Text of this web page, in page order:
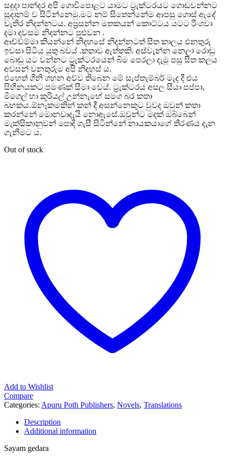
සදුදා පාන්දර අපි ගොවිපොළට යාමට ට්‍රැක්ටරයට ගොඩවන්නට
සූදානම් ව සිටින්නෙමු.මට නම් සිතෙන්නේම ආපසු ගොස් ඇදේ
වැතිර නිදන්නටය. අප්‍රසන්න මතකයන් කොට්ටය යටට රිංගවා
දමා දවසම නිදන්නට පුළුවන .
ආච්ච්ම්මා කියන්නේ නිදහසේ නිදන්නටත් සීත කාලය එනතුරු
ඉවසා සිටිය යුතු බවය් .කතාව ඇත්තකි. අස්වැන්න නෙලා රොඩු
බොඩු යට වන්නට ට්‍රැක්ටරයෙන් බිම පෙරලා දැමූ පසු සීත කලය
අවසන් වනතුරුම අපි නිදහස්‍ ය.
එහෙත් ගිනි ගහන අව්ව තිබෙන මේ සැප්තැම්බර් මැද දී එය
සිහිනයකට පමණක් සීමා වෙය්. ට්‍රැක්ටරය අසල සීයා පප්පා,
මිගෙල් හා කූරියල් උන්නැහේ සමග බර කතා
බහකය.ඕනෑකමකින් කන් දී අසන්නෙකුට වුවද ඔවුන් කතා
කරන්නේ මොනවාදැයි නොඇසේ.ඔවුන්ට මදක් ඔබ්බෙන්
මැක්සිකානුවන් පොදි ගැසී සිටින්නේ නායකයාගේ තීරණය දැන
ගැනීමට ය.
Out of stock
Add to Wishlist
Compare
Categories: Apuru Poth Publishers, Novels, Translations
Description
Additional information
Sayam gedara